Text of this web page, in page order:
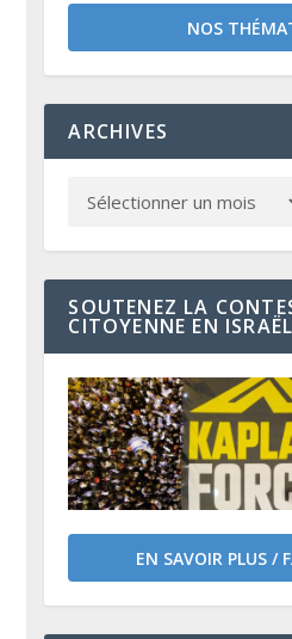
NOS
ARCHIVES
SOUTENEZ LA
CITOYENNE EN ISRAËL
EN SAVOIR PLUS /